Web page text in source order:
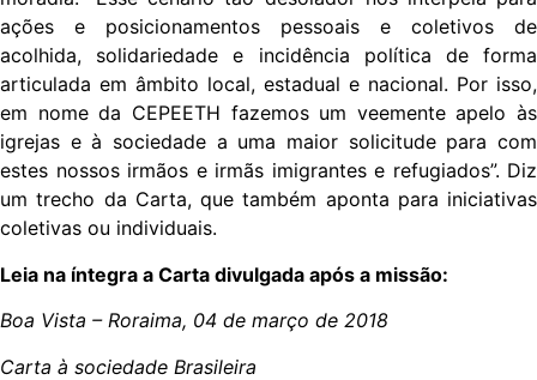
ações e posicionamentos pessoais e coletivos de
acolhida, solidariedade e incidência política de forma
articulada em âmbito local, estadual e nacional. Por isso,
em nome da CEPEETH fazemos um veemente apelo às
igrejas e à sociedade a uma maior solicitude para com
estes nossos irmãos e irmãs imigrantes e refugiados”. Diz
um trecho da Carta, que também aponta para iniciativas
coletivas ou individuais.
Leia na íntegra a Carta divulgada após a missão:
Boa Vista – Roraima, 04 de março de 2018
Carta à sociedade Brasileira